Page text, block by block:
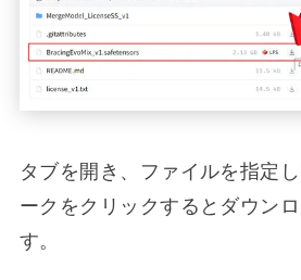
タブを開き、ファイルを指定
ークをクリックするとダウン
す。